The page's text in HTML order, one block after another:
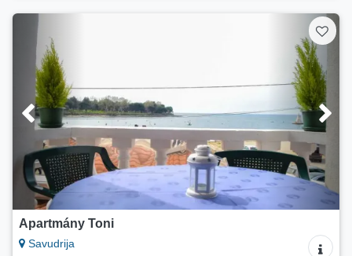
Apartmány Toni
Savudrija